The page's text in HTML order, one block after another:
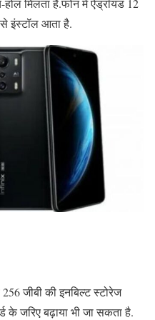
मिलता है.फोन में ऐंड्रॉयड 12
इंस्टॉल आता है.
जीबी की इनबिल्ट स्टोरेज
के जरिए बढ़ाया भी जा सकता है.